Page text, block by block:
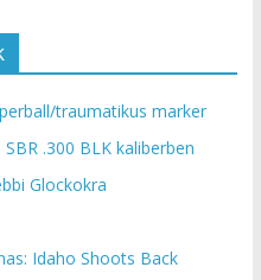
traumatikus marker
.300 BLK kaliberben
Glockokra
Idaho Shoots Back